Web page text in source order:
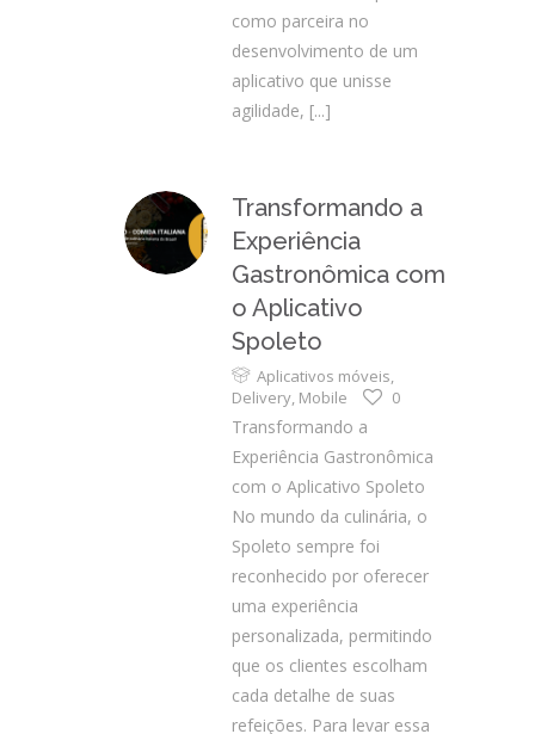
como parceira no
desenvolvimento de um
aplicativo que unisse
agilidade, [...]
Transformando a
Experiência
Gastronômica com
o Aplicativo
Spoleto
Aplicativos móveis,
Delivery, Mobile 0
Transformando a
Experiência Gastronômica
com o Aplicativo Spoleto
No mundo da culinária, o
Spoleto sempre foi
reconhecido por oferecer
uma experiência
personalizada, permitindo
que os clientes escolham
cada detalhe de suas
refeições. Para levar essa